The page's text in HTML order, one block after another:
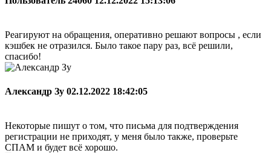
Реагируют на обращения, оперативно решают вопросы , если
кэшбек не отразился. Было такое пару раз, всё решили,
спасибо!
Александр Зу 02.12.2022 18:42:05
Некоторые пишут о том, что письма для подтверждения
регистрации не приходят, у меня было также, проверьте
СПАМ и будет всё хорошо.